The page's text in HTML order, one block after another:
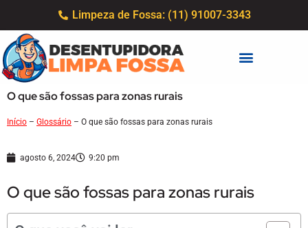
Limpeza de Fossa: (11) 91007-3343
O que são fossas para zonas rurais
Início – Glossário – O que são fossas para zonas rurais
agosto 6, 2024 9:20 pm
O que são fossas para zonas rurais